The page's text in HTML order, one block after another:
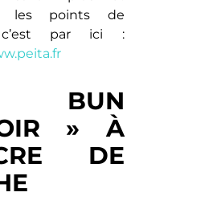
les points de
c’est par ici :
BUN
» À
DE